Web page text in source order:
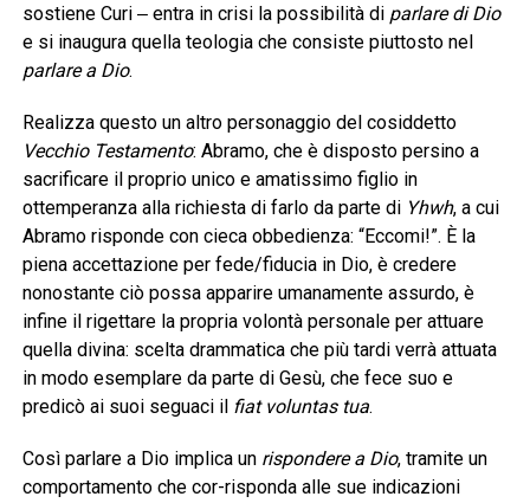
sostiene Curi ‒ entra in crisi la possibilità di parlare di Dio
e si inaugura quella teologia che consiste piuttosto nel
parlare a Dio.
Realizza questo un altro personaggio del cosiddetto
Vecchio Testamento: Abramo, che è disposto persino a
sacrificare il proprio unico e amatissimo figlio in
ottemperanza alla richiesta di farlo da parte di Yhwh, a cui
Abramo risponde con cieca obbedienza: “Eccomi!”. È la
piena accettazione per fede/fiducia in Dio, è credere
nonostante ciò possa apparire umanamente assurdo, è
infine il rigettare la propria volontà personale per attuare
quella divina: scelta drammatica che più tardi verrà attuata
in modo esemplare da parte di Gesù, che fece suo e
predicò ai suoi seguaci il fiat voluntas tua.
Così parlare a Dio implica un rispondere a Dio, tramite un
comportamento che cor-risponda alle sue indicazioni